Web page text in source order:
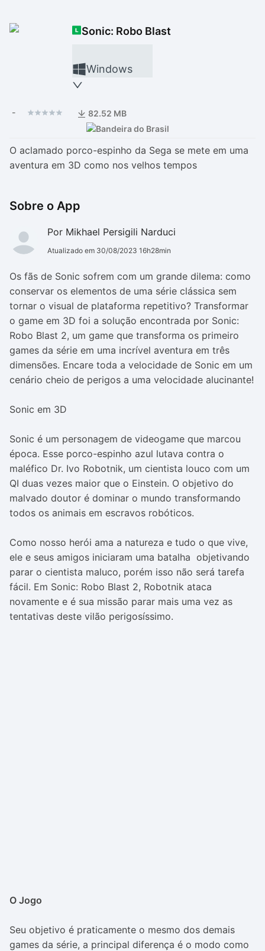
Sonic: Robo Blast
Windows
- 82.52 MB
O aclamado porco-espinho da Sega se mete em uma
aventura em 3D como nos velhos tempos
Sobre o App
Por Mikhael Persigili Narduci
Atualizado em 30/08/2023 16h28min
Os fãs de Sonic sofrem com um grande dilema: como
conservar os elementos de uma série clássica sem
tornar o visual de plataforma repetitivo? Transformar
o game em 3D foi a solução encontrada por Sonic:
Robo Blast 2, um game que transforma os primeiro
games da série em uma incrível aventura em três
dimensões. Encare toda a velocidade de Sonic em um
cenário cheio de perigos a uma velocidade alucinante!
Sonic em 3D
Sonic é um personagem de videogame que marcou
época. Esse porco-espinho azul lutava contra o
maléfico Dr. Ivo Robotnik, um cientista louco com um
QI duas vezes maior que o Einstein. O objetivo do
malvado doutor é dominar o mundo transformando
todos os animais em escravos robóticos.
Como nosso herói ama a natureza e tudo o que vive,
ele e seus amigos iniciaram uma batalha objetivando
parar o cientista maluco, porém isso não será tarefa
fácil. Em Sonic: Robo Blast 2, Robotnik ataca
novamente e é sua missão parar mais uma vez as
tentativas deste vilão perigosíssimo.
O Jogo
Seu objetivo é praticamente o mesmo dos demais
games da série, a principal diferença é o modo como